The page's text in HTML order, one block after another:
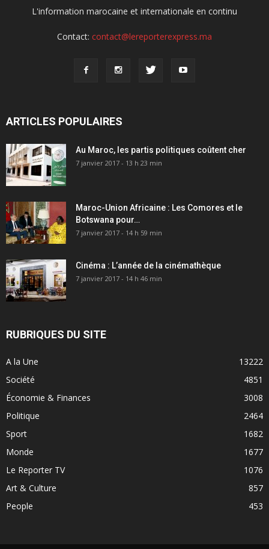
L'information marocaine et internationale en continu
Contact: contact@lereporterexpress.ma
ARTICLES POPULAIRES
Au Maroc, les partis politiques coûtent cher
7 janvier 2017 - 13 h 23 min
Maroc-Union Africaine : Les Comores et le
Botswana pour…
7 janvier 2017 - 14 h 59 min
Cinéma : L’année de la cinémathèque
7 janvier 2017 - 14 h 46 min
RUBRIQUES DU SITE
A la Une
13222
Société
4851
Économie & Finances
3008
Politique
2464
Sport
1682
Monde
1677
Le Reporter TV
1076
Art & Culture
857
People
453